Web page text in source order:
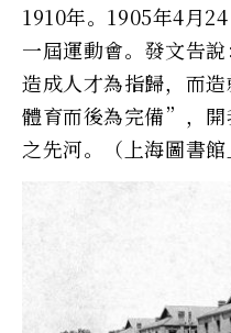
1910年。1905年4月
一屆運動會。發文告
造成人才為指歸，而造
體育而後為完備”，開
之先河。（上海圖書館